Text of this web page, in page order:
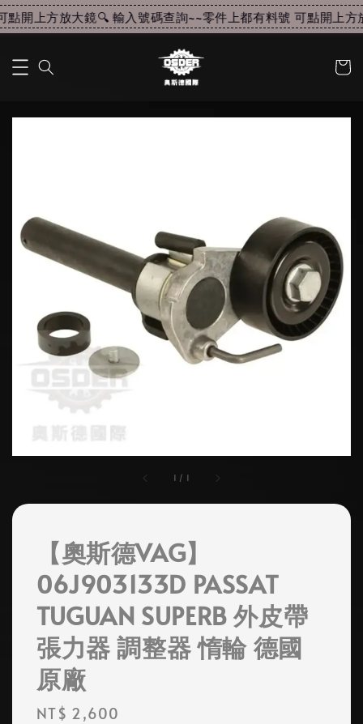
開上方放大鏡🔍 輸入號碼查詢~~零件上都有料號 可點開上方
1 / 1
【奧斯德VAG】
06J903133D PASSAT
TUGUAN SUPERB 外皮帶
張力器 調整器 惰輪 德國
原廠
Regular
NT$ 2,600